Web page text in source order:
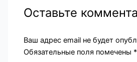
Оставьте
Ваш адрес email не будет
Обязательные поля помечены *